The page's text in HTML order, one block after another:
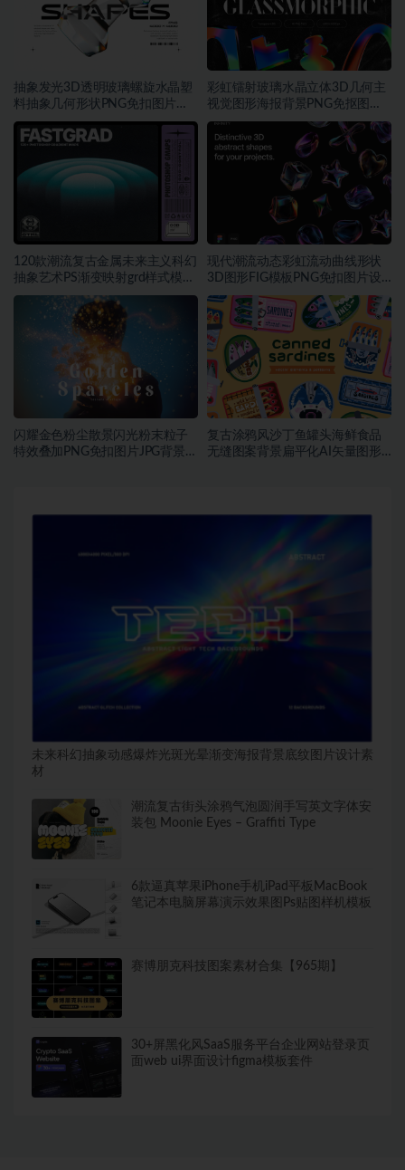
抽象发光3D透明玻璃螺旋水晶塑
料抽象几何形状PNG免扣图片设
计素材
彩虹镭射玻璃水晶立体3D几何主
视觉图形海报背景PNG免抠图片
素材
120款潮流复古金属未来主义科幻
抽象艺术PS渐变映射grd样式模板
素材
现代潮流动态彩虹流动曲线形状
3D图形FIG模板PNG免扣图片设
计素材
闪耀金色粉尘散景闪光粉末粒子
特效叠加PNG免扣图片JPG背景素
复古涂鸦风沙丁鱼罐头海鲜食品
无缝图案背景扁平化AI矢量图形
未来科幻抽象动感爆炸光斑光晕渐变海报背景底纹图片设计素
材
潮流复古街头涂鸦气泡圆润手写英文字体安
装包 Moonie Eyes – Graffiti Type
6款逼真苹果iPhone手机iPad平板MacBook
笔记本电脑屏幕演示效果图Ps贴图样机模板
赛博朋克科技图案素材合集【965期】
30+屏黑化风SaaS服务平台企业网站登录页
面web ui界面设计figma模板套件